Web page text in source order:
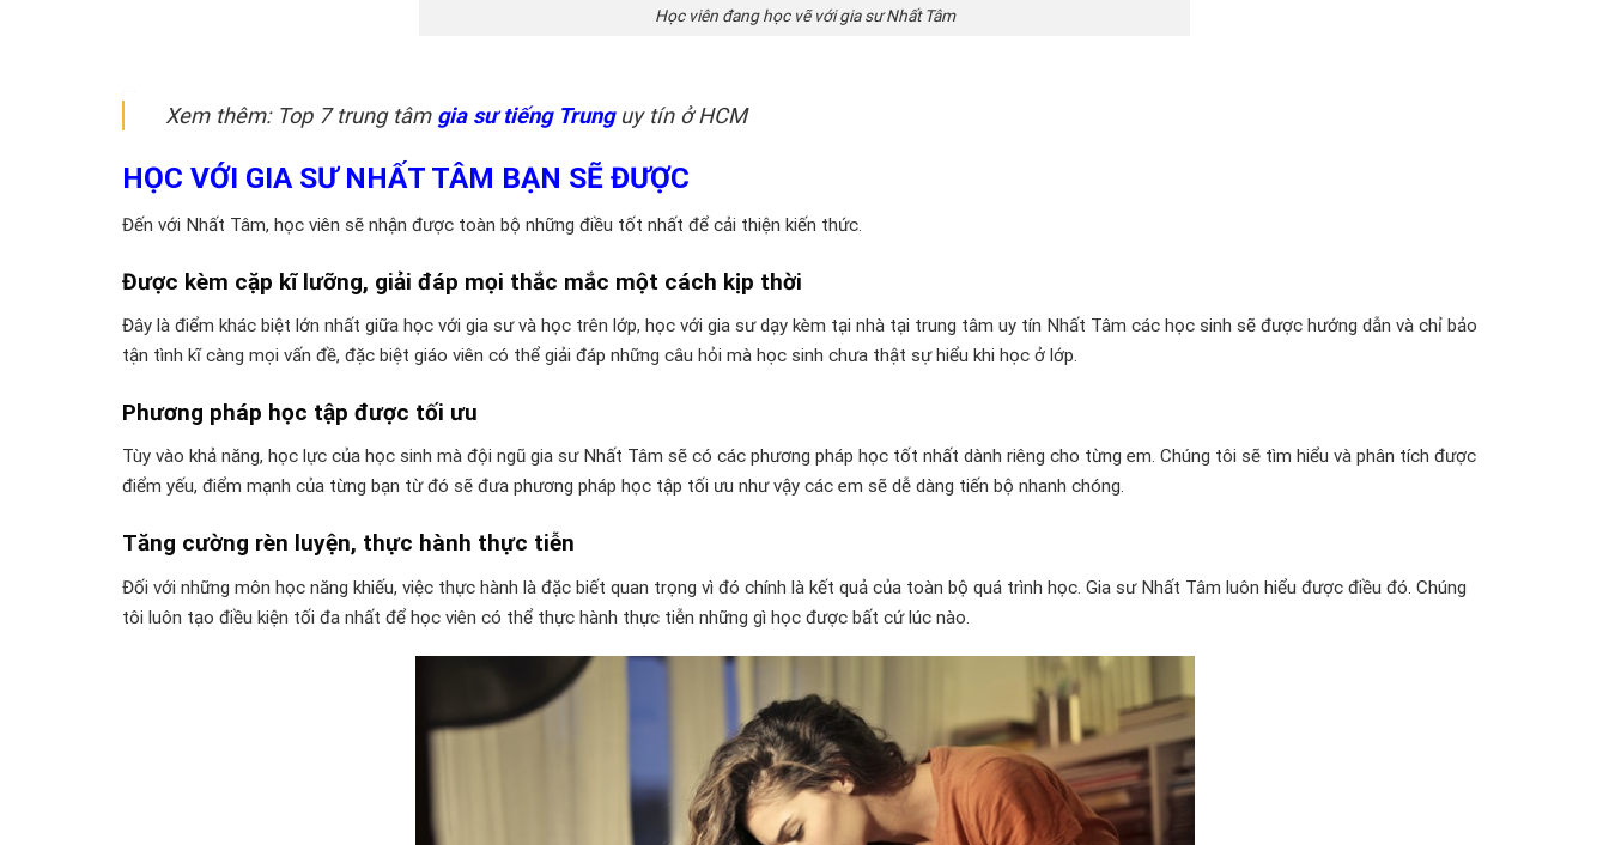
Học viên đang học vẽ với gia sư Nhất Tâm
Xem thêm: Top 7 trung tâm gia sư tiếng Trunguy tín ở HCM
HỌC VỚI GIA SƯ NHẤT TÂM BẠN SẼ ĐƯỢC
Đến với Nhất Tâm, học viên sẽ nhận được toàn bộ những điều tốt nhất để cải thiện kiến thức.
Được kèm cặp kĩ lưỡng, giải đáp mọi thắc mắc một cách kịp thời
Đây là điểm khác biệt lớn nhất giữa học với gia sư và học trên lớp, học với gia sư dạy kèm tại nhà tại trung tâm uy tín Nhất Tâm các học sinh sẽ được hướng dẫn và chỉ bảo
tận tình kĩ càng mọi vấn đề, đặc biệt giáo viên có thể giải đáp những câu hỏi mà học sinh chưa thật sự hiểu khi học ở lớp.
Phương pháp học tập được tối ưu
Tùy vào khả năng, học lực của học sinh mà đội ngũ gia sư Nhất Tâm sẽ có các phương pháp học tốt nhất dành riêng cho từng em. Chúng tôi sẽ tìm hiểu và phân tích được
điểm yếu, điểm mạnh của từng bạn từ đó sẽ đưa phương pháp học tập tối ưu như vậy các em sẽ dễ dàng tiến bộ nhanh chóng.
Tăng cường rèn luyện, thực hành thực tiễn
Đối với những môn học năng khiếu, việc thực hành là đặc biết quan trọng vì đó chính là kết quả của toàn bộ quá trình học. Gia sư Nhất Tâm luôn hiểu được điều đó. Chúng
tôi luôn tạo điều kiện tối đa nhất để học viên có thể thực hành thực tiễn những gì học được bất cứ lúc nào.